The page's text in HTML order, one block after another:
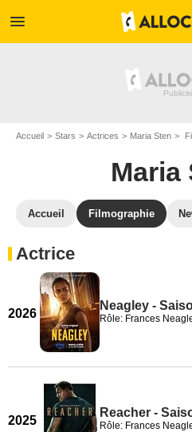
menu
Accueil Stars Actrices Maria Sten
Maria
Accueil Filmographie
Actrice
2026
Neagley -
Rôle: Frances
2025
Reacher -
Rôle: Frances